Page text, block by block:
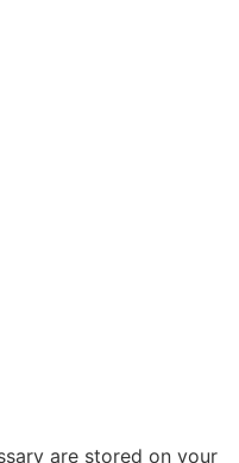
are stored on your